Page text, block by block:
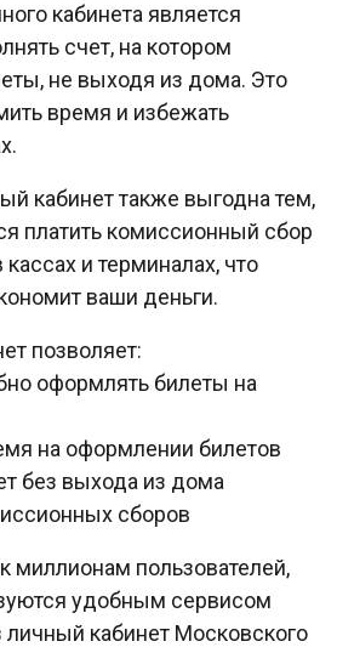
кабинета является
счет, на котором
не выходя из дома. Это
время и избежать
кабинет также выгодна тем,
платить комиссионный сбор
и терминалах, что
ваши деньги.
позволяет:
оформлять билеты на
на оформлении билетов
без выхода из дома
сборов
миллионам пользователей,
удобным сервисом
кабинет Московского